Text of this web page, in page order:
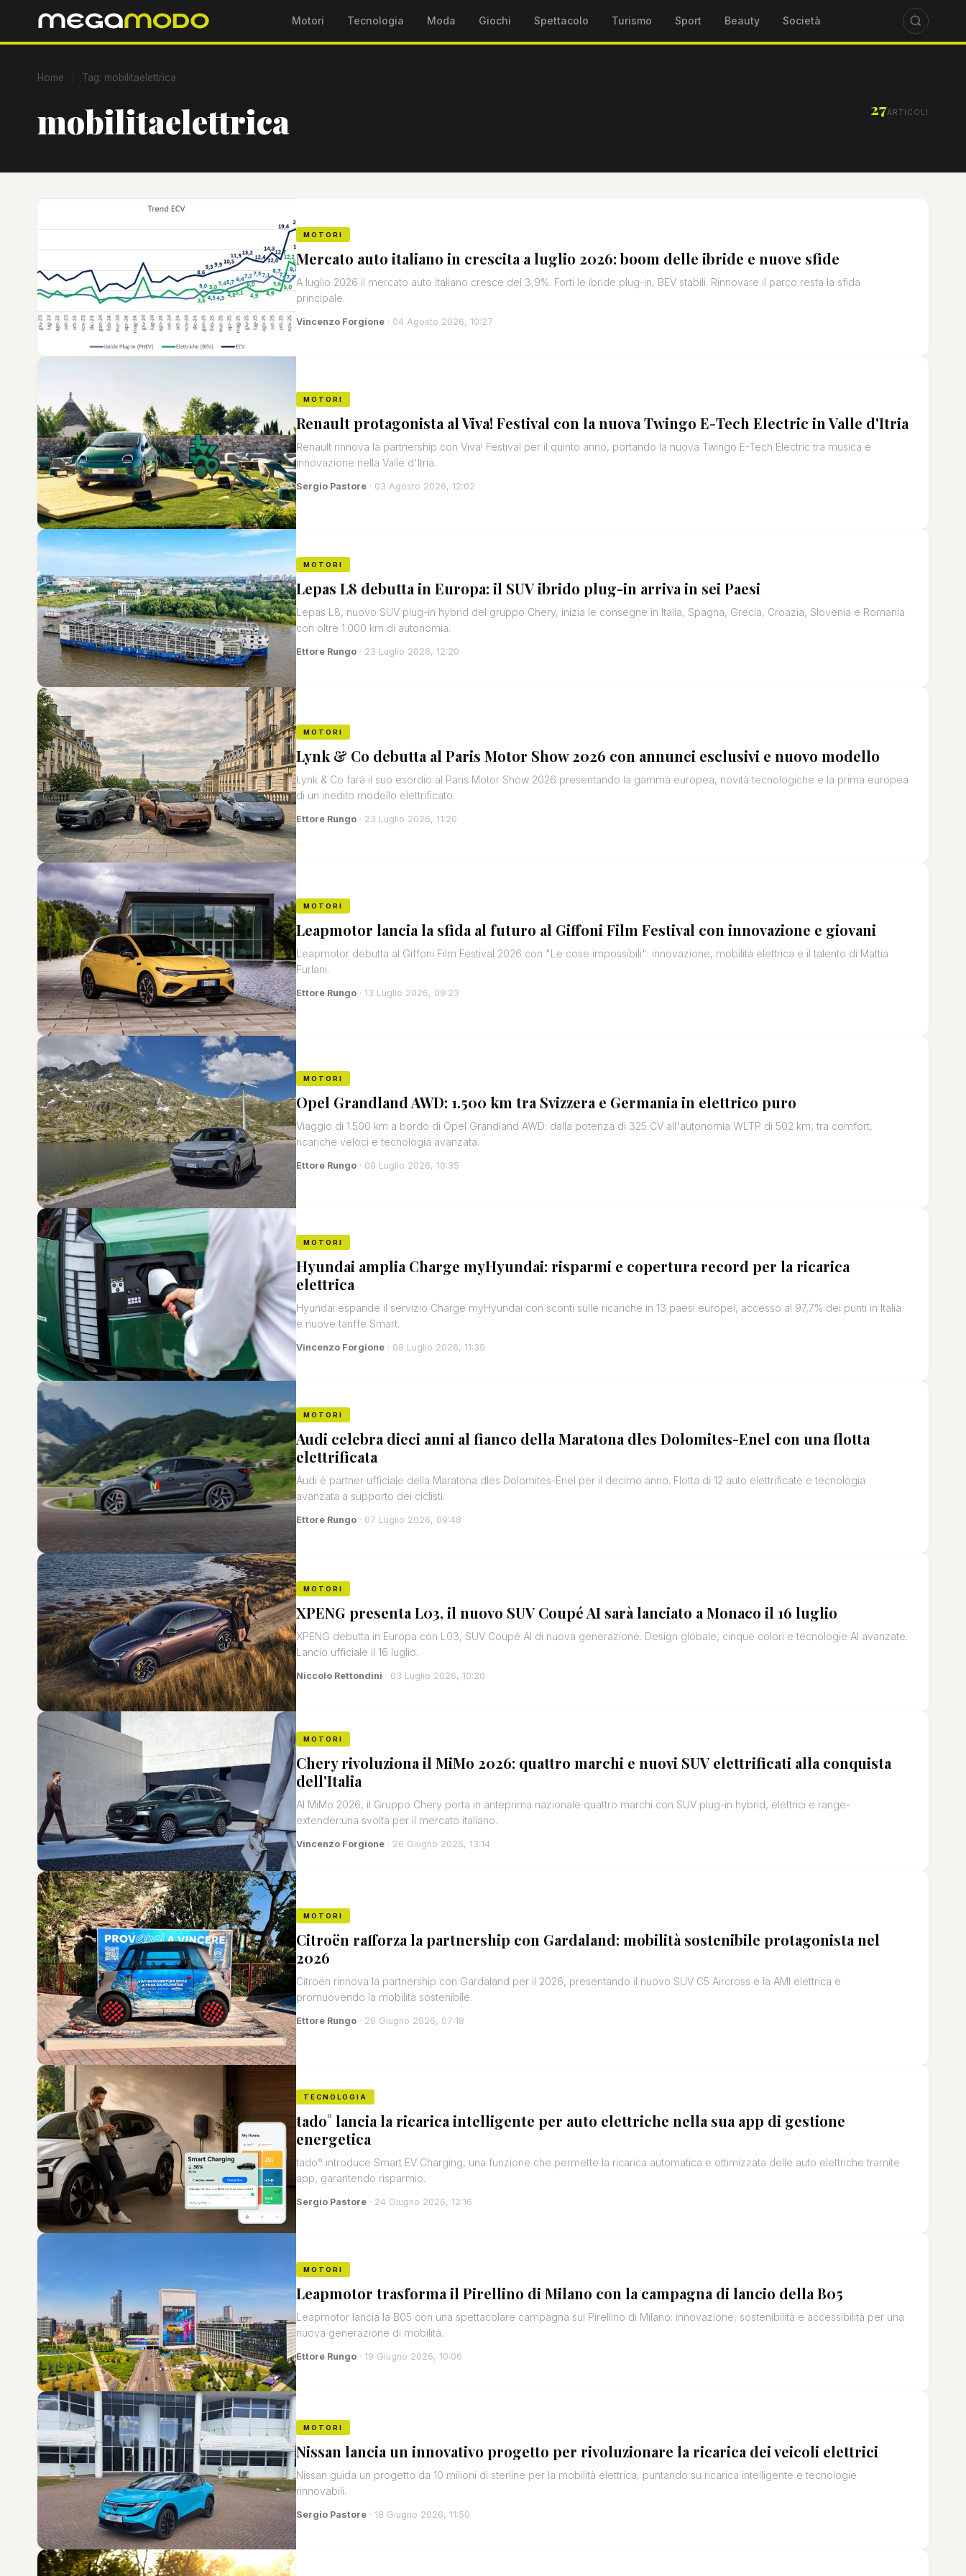
Motori Tecnologia Moda Giochi Spettacolo Turismo Sport Beauty Società
Home Tag: mobilitaelettrica
mobilitaelettrica 27ARTICOLI
MOTORI
Mercato auto italiano in crescita a luglio 2026: boom delle ibride e nuove sfide
A luglio 2026 il mercato auto italiano cresce del 3,9%. Forti le ibride plug-in, BEV stabili. Rinnovare il parco resta la sfida
principale.
Vincenzo Forgione · 04 Agosto 2026, 10:27
MOTORI
Renault protagonista al Viva! Festival con la nuova Twingo E-Tech Electric in Valle d'Itria
Renault rinnova la partnership con Viva! Festival per il quinto anno, portando la nuova Twingo E-Tech Electric tra musica e
innovazione nella Valle d'Itria.
Sergio Pastore · 03 Agosto 2026, 12:02
MOTORI
Lepas L8 debutta in Europa: il SUV ibrido plug-in arriva in sei Paesi
Lepas L8, nuovo SUV plug-in hybrid del gruppo Chery, inizia le consegne in Italia, Spagna, Grecia, Croazia, Slovenia e Romania
con oltre 1.000 km di autonomia.
Ettore Rungo · 23 Luglio 2026, 12:20
MOTORI
Lynk & Co debutta al Paris Motor Show 2026 con annunci esclusivi e nuovo modello
Lynk & Co farà il suo esordio al Paris Motor Show 2026 presentando la gamma europea, novità tecnologiche e la prima europea
di un inedito modello elettrificato.
Ettore Rungo · 23 Luglio 2026, 11:20
MOTORI
Leapmotor lancia la sfida al futuro al Giffoni Film Festival con innovazione e giovani
Leapmotor debutta al Giffoni Film Festival 2026 con "Le cose impossibili": innovazione, mobilità elettrica e il talento di Mattia
Furlani.
Ettore Rungo · 13 Luglio 2026, 09:23
MOTORI
Opel Grandland AWD: 1.500 km tra Svizzera e Germania in elettrico puro
Viaggio di 1.500 km a bordo di Opel Grandland AWD: dalla potenza di 325 CV all'autonomia WLTP di 502 km, tra comfort,
ricariche veloci e tecnologia avanzata.
Ettore Rungo · 09 Luglio 2026, 10:35
MOTORI
Hyundai amplia Charge myHyundai: risparmi e copertura record per la ricarica
elettrica
Hyundai espande il servizio Charge myHyundai con sconti sulle ricariche in 13 paesi europei, accesso al 97,7% dei punti in Italia
e nuove tariffe Smart.
Vincenzo Forgione · 08 Luglio 2026, 11:39
MOTORI
Audi celebra dieci anni al fianco della Maratona dles Dolomites-Enel con una flotta
elettrificata
Audi è partner ufficiale della Maratona dles Dolomites-Enel per il decimo anno. Flotta di 12 auto elettrificate e tecnologia
avanzata a supporto dei ciclisti.
Ettore Rungo · 07 Luglio 2026, 09:48
MOTORI
XPENG presenta L03, il nuovo SUV Coupé AI sarà lanciato a Monaco il 16 luglio
XPENG debutta in Europa con L03, SUV Coupé AI di nuova generazione. Design globale, cinque colori e tecnologie AI avanzate.
Lancio ufficiale il 16 luglio.
Niccolo Rettondini · 03 Luglio 2026, 10:20
MOTORI
Chery rivoluziona il MiMo 2026: quattro marchi e nuovi SUV elettrificati alla conquista
dell'Italia
Al MiMo 2026, il Gruppo Chery porta in anteprima nazionale quattro marchi con SUV plug-in hybrid, elettrici e range-
extender:una svolta per il mercato italiano.
Vincenzo Forgione · 26 Giugno 2026, 13:14
MOTORI
Citroën rafforza la partnership con Gardaland: mobilità sostenibile protagonista nel
2026
Citroën rinnova la partnership con Gardaland per il 2026, presentando il nuovo SUV C5 Aircross e la AMI elettrica e
promuovendo la mobilità sostenibile.
Ettore Rungo · 26 Giugno 2026, 07:18
TECNOLOGIA
tado° lancia la ricarica intelligente per auto elettriche nella sua app di gestione
energetica
tado° introduce Smart EV Charging, una funzione che permette la ricarica automatica e ottimizzata delle auto elettriche tramite
app, garantendo risparmio.
Sergio Pastore · 24 Giugno 2026, 12:16
MOTORI
Leapmotor trasforma il Pirellino di Milano con la campagna di lancio della B05
Leapmotor lancia la B05 con una spettacolare campagna sul Pirellino di Milano: innovazione, sostenibilità e accessibilità per una
nuova generazione di mobilità.
Ettore Rungo · 19 Giugno 2026, 10:06
MOTORI
Nissan lancia un innovativo progetto per rivoluzionare la ricarica dei veicoli elettrici
Nissan guida un progetto da 10 milioni di sterline per la mobilità elettrica, puntando su ricarica intelligente e tecnologie
rinnovabili.
Sergio Pastore · 18 Giugno 2026, 11:50